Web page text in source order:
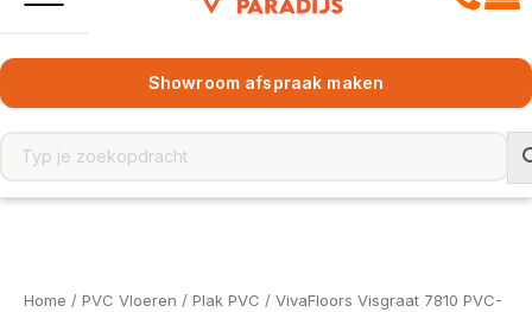
Showroom afspraak maken
Home / PVC Vloeren / Plak PVC / VivaFloors Visgraat 7810 PVC-